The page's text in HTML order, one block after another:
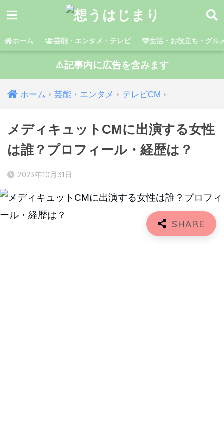
ホーム 芸能・エンタメ・テレビ 生活・お役立ち・グル
⚠️記事内に広告を含みます
ホーム 芸能・エンタメ テレビCM
メディキュットCMに出演する女性
は誰？プロフィール・経歴は？
2023年10月31日